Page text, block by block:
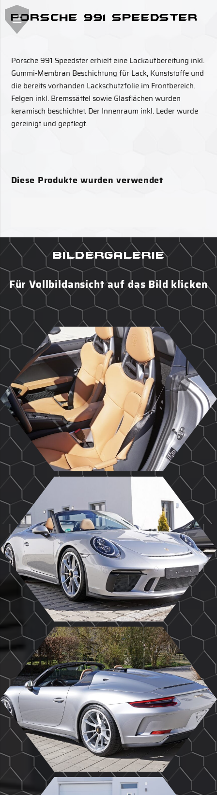
Porsche 991 Speedster
Porsche 991 Speedster erhielt eine Lackaufbereitung inkl.
Gummi-Membran Beschichtung für Lack, Kunststoffe und
die bereits vorhanden Lackschutzfolie im Frontbereich.
Felgen inkl. Bremssättel sowie Glasflächen wurden
keramisch beschichtet. Der Innenraum inkl. Leder wurde
gereinigt und gepflegt.
Bildergalerie
Für Vollbildansicht auf das Bild klicken